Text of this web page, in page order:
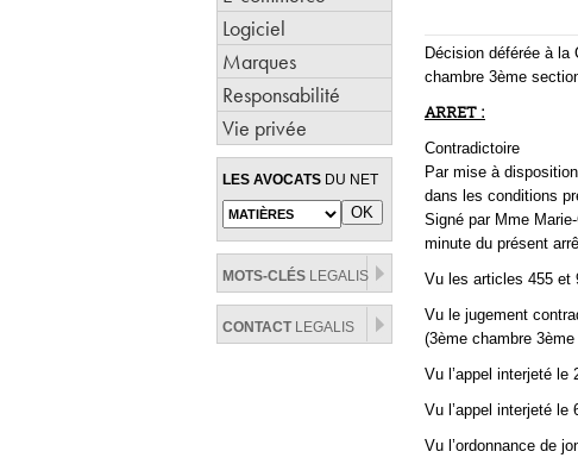
Logiciel
Marques
Responsabilité
Vie privée
LES AVOCATS DU NET
MOTS-CLÉS LEGALIS
CONTACTLEGALIS
Décision déférée à la
chambre 3ème
ARRET :
Contradictoire
Par mise à
dans les conditions
Signé par Mme
minute du présent
Vu les articles 455 et
Vu le jugement
(3ème chambre
Vu l’appel interjeté le
Vu l’appel interjeté le
Vu l’ordonnance de